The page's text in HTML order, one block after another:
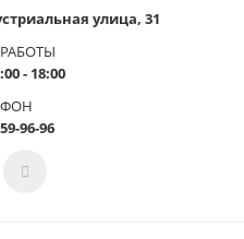
улица, 31
- 18:00
96-96